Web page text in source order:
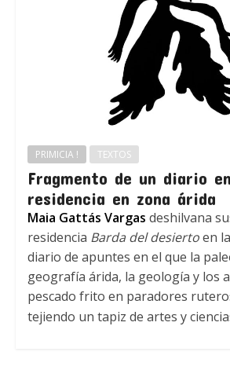
PRIMICIA ! TEXTOS
Fragmento de un diario
residencia en zona árida
Maia Gattás Vargas deshilvana
residencia Barda del desiertoen
diario de apuntes en el que la
geografía árida, la geología y los
pescado frito en paradores
tejiendo un tapiz de artes y